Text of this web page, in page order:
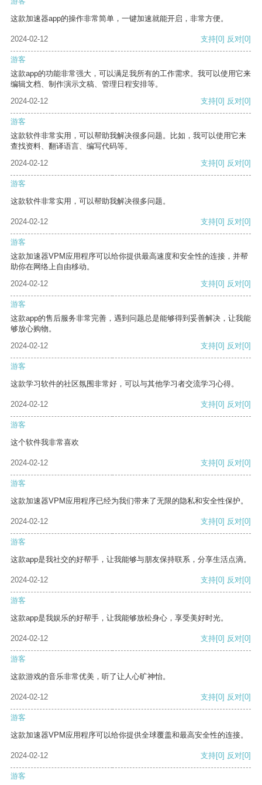
这款加速器app的操作非常简单，一键加速就能开启，非常方便。
2024-02-12 支持[0] 反对[0]
游客
这款app的功能非常强大，可以满足我所有的工作需求。我可以使用它来
编辑文档、制作演示文稿、管理日程安排等。
2024-02-12
支持[0] 反对[0]
游客
这款软件非常实用，可以帮助我解决很多问题。比如，我可以使用它来
查找资料、翻译语言、编写代码等。
2024-02-12
支持[0] 反对[0]
游客
这款软件非常实用，可以帮助我解决很多问题。
2024-02-12 支持[0] 反对[0]
游客
这款加速器VPM应用程序可以给你提供最高速度和安全性的连接，并帮
助你在网络上自由移动。
2024-02-12
支持[0] 反对[0]
游客
这款app的售后服务非常完善，遇到问题总是能够得到妥善解决，让我能
够放心购物。
2024-02-12
支持[0] 反对[0]
游客
这款学习软件的社区氛围非常好，可以与其他学习者交流学习心得。
2024-02-12 支持[0] 反对[0]
游客
这个软件我非常喜欢
2024-02-12 支持[0] 反对[0]
游客
这款加速器VPM应用程序已经为我们带来了无限的隐私和安全性保护。
2024-02-12 支持[0] 反对[0]
游客
这款app是我社交的好帮手，让我能够与朋友保持联系，分享生活点滴。
2024-02-12 支持[0] 反对[0]
游客
这款app是我娱乐的好帮手，让我能够放松身心，享受美好时光。
2024-02-12 支持[0] 反对[0]
游客
这款游戏的音乐非常优美，听了让人心旷神怡。
2024-02-12 支持[0] 反对[0]
游客
这款加速器VPM应用程序可以给你提供全球覆盖和最高安全性的连接。
2024-02-12 支持[0] 反对[0]
游客